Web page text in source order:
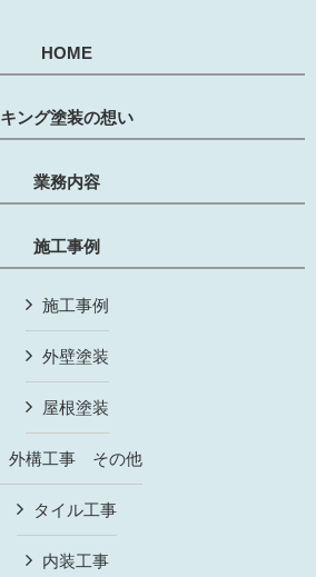
HOME
キング塗装の想い
業務内容
施工事例
施工事例
外壁塗装
屋根塗装
外構工事 その他
タイル工事
内装工事